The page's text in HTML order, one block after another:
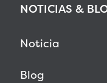
NOTICIAS &
Noticia
Blog